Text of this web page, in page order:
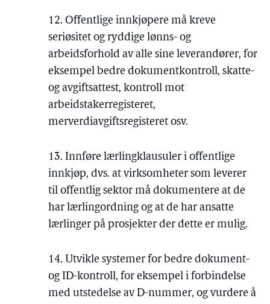
12. Offentlige innkjøpere må kreve
seriøsitet og ryddige lønns- og
arbeidsforhold av alle sine leverandører, for
eksempel bedre dokumentkontroll, skatte-
og avgiftsattest, kontroll mot
arbeidstakerregisteret,
merverdiavgiftsregisteret osv.
13. Innføre lærlingklausuler i offentlige
innkjøp, dvs. at virksomheter som leverer
til offentlig sektor må dokumentere at de
har lærlingordning og at de har ansatte
lærlinger på prosjekter der dette er mulig.
14. Utvikle systemer for bedre dokument-
og ID-kontroll, for eksempel i forbindelse
med utstedelse av D-nummer, og vurdere å